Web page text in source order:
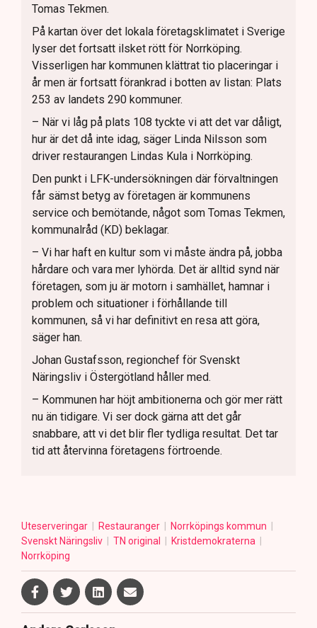
Tomas Tekmen.
På kartan över det lokala företagsklimatet i Sverige
lyser det fortsatt ilsket rött för Norrköping.
Visserligen har kommunen klättrat tio placeringar i
år men är fortsatt förankrad i botten av listan: Plats
253 av landets 290 kommuner.
– När vi låg på plats 108 tyckte vi att det var dåligt,
hur är det då inte idag, säger Linda Nilsson som
driver restaurangen Lindas Kula i Norrköping.
Den punkt i LFK-undersökningen där förvaltningen
får sämst betyg av företagen är kommunens
service och bemötande, något som Tomas Tekmen,
kommunalråd (KD) beklagar.
– Vi har haft en kultur som vi måste ändra på, jobba
hårdare och vara mer lyhörda. Det är alltid synd när
företagen, som ju är motorn i samhället, hamnar i
problem och situationer i förhållande till
kommunen, så vi har definitivt en resa att göra,
säger han.
Johan Gustafsson, regionchef för Svenskt
Näringsliv i Östergötland håller med.
– Kommunen har höjt ambitionerna och gör mer rätt
nu än tidigare. Vi ser dock gärna att det går
snabbare, att vi det blir fler tydliga resultat. Det tar
tid att återvinna företagens förtroende.
Uteserveringar Restauranger
Norrköpings kommun
Svenskt Näringsliv
TN original
Kristdemokraterna
Norrköping